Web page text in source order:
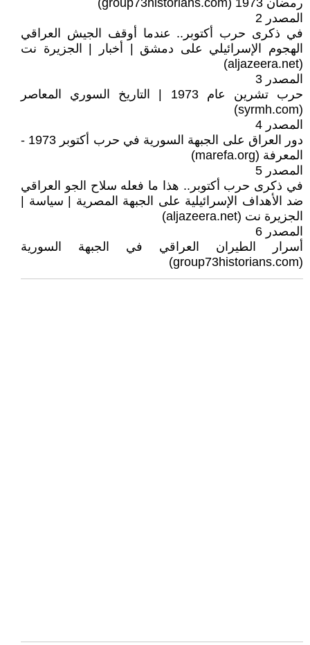
رمضان 1973 (group73historians.com)
المصدر 2
في ذكرى حرب أكتوبر.. عندما أوقف الجيش العراقي
الهجوم الإسرائيلي على دمشق | أخبار | الجزيرة نت
(aljazeera.net)
المصدر 3
حرب تشرين عام 1973 | التاريخ السوري المعاصر
(syrmh.com)
المصدر 4
دور العراق على الجبهة السورية في حرب أكتوبر 1973 -
المعرفة (marefa.org)
المصدر 5
في ذكرى حرب أكتوبر.. هذا ما فعله سلاح الجو العراقي
ضد الأهداف الإسرائيلية على الجبهة المصرية | سياسة |
الجزيرة نت (aljazeera.net)
المصدر 6
أسرار الطيران العراقي في الجبهة السورية
(group73historians.com)